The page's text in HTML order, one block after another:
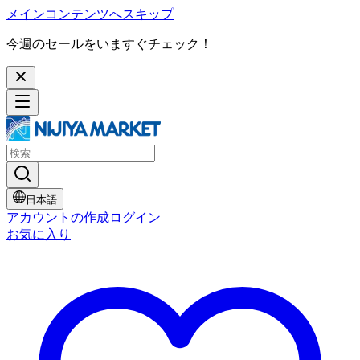
メインコンテンツへスキップ
今週のセールをいますぐチェック！
日本語
アカウントの作成ログイン
お気に入り